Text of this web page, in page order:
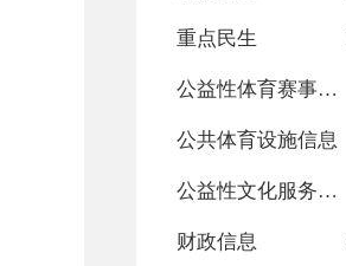
重点民生
公益性体育赛事活动
公共体育设施信息
公益性文化服务活动
财政信息